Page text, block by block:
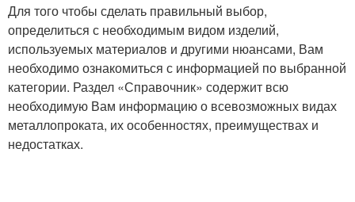
Для того чтобы сделать правильный выбор,
определиться с необходимым видом изделий,
используемых материалов и другими нюансами, Вам
необходимо ознакомиться с информацией по выбранной
категории. Раздел «Справочник» содержит всю
необходимую Вам информацию о всевозможных видах
металлопроката, их особенностях, преимуществах и
недостатках.